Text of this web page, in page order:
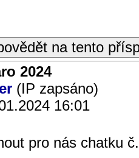
na tento
2024
(IP zapsáno)
16:01
pro nás chatku